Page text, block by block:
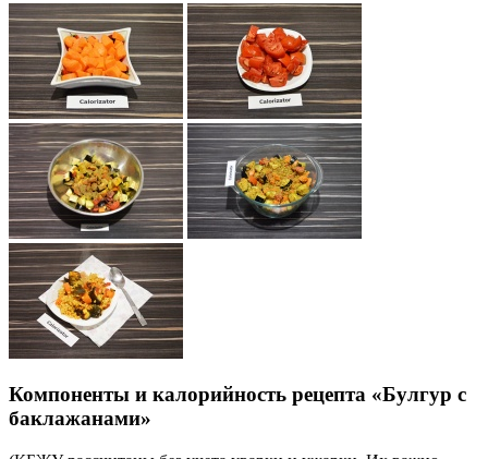
Компоненты и калорийность рецепта «Булгур с
баклажанами»